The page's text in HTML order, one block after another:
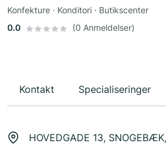
Konfekture · Konditori · Butikscenter
0.0
(0 Anmeldelser)
Kontakt Specialiseringer
HOVEDGADE 13,